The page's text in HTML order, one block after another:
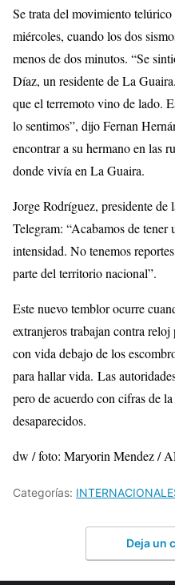
Se trata del movimiento
miércoles, cuando los dos
menos de dos minutos. “Se
Díaz, un residente de La
que el terremoto vino de lado.
lo sentimos”, dijo Fernan
encontrar a su hermano en las
donde vivía en La Guaira.
Jorge Rodríguez, presidente de
Telegram: “Acabamos de tener
intensidad. No tenemos
parte del territorio nacional”.
Este nuevo temblor ocurre
extranjeros trabajan contra reloj
con vida debajo de los
para hallar vida. Las
pero de acuerdo con cifras de
desaparecidos.
dw / foto: Maryorin Mendez /
Categorías:
Deja un